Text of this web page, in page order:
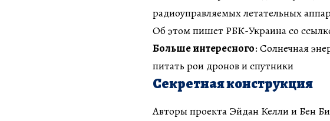
радиоуправляемых летательных
Об этом пишет РБК-Украина со
Больше интересного: Солнечная
питать рои дронов и спутники
Секретная конструкция
Авторы проекта Эйдан Келли и Бен